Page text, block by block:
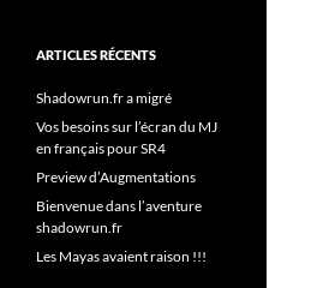
ARTICLES RÉCENTS
Shadowrun.fr a migré
Vos besoins sur l’écran du MJ
en français pour SR4
Preview d’Augmentations
Bienvenue dans l’aventure
shadowrun.fr
Les Mayas avaient raison !!!